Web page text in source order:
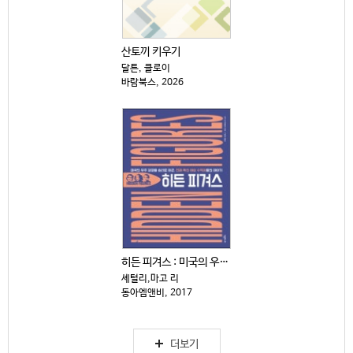
산토끼 키우기
달튼, 클로이
바람북스, 2026
히든 피겨스 : 미국의 우주 경쟁을 승리로 이끈, 천재...
셰털리,마고 리
동아엠앤비, 2017
더보기